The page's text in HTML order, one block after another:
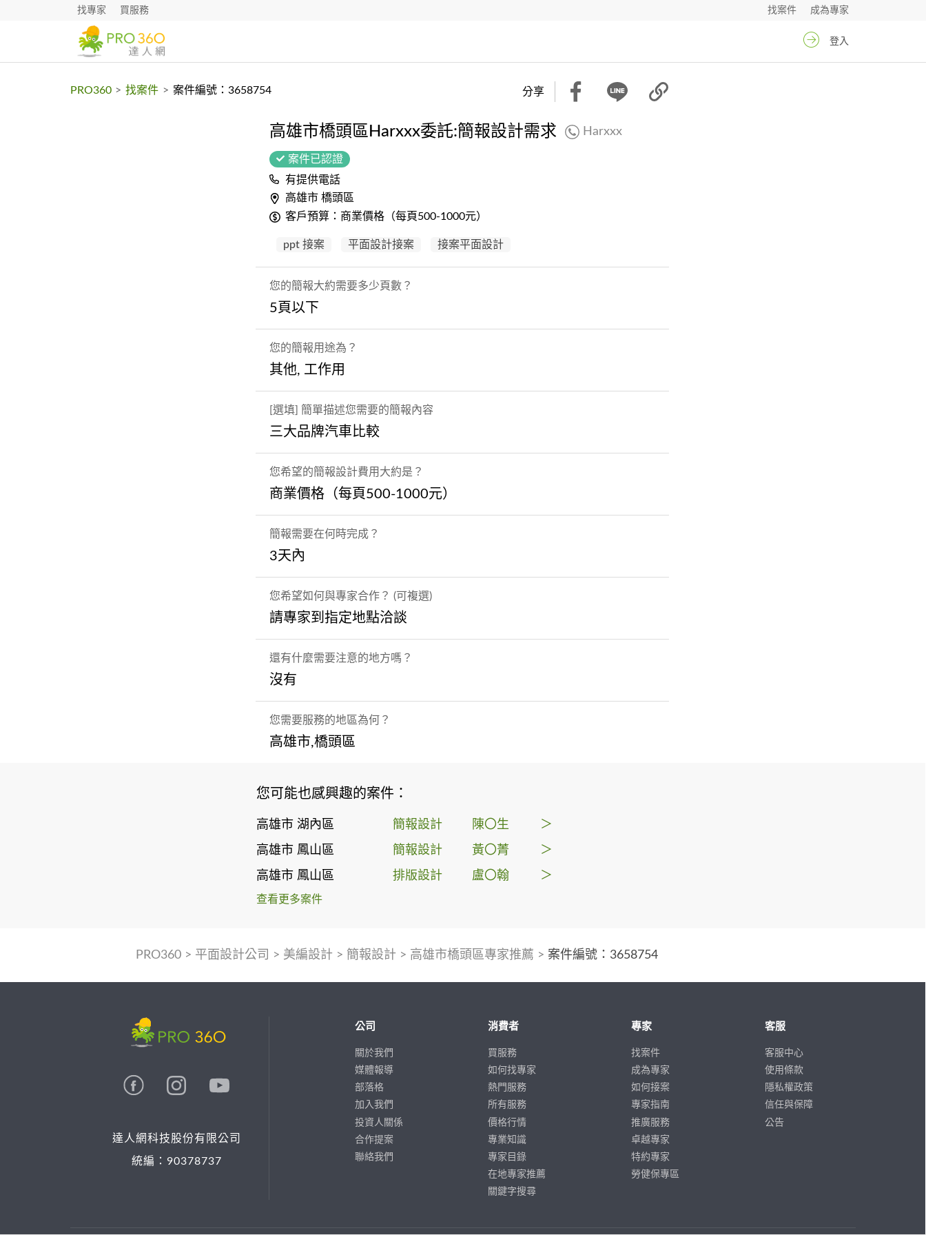
找專家 買服務 成為專家
找案件
登入
PRO360 > 找案件 > 案件編號：3658754 分享
高雄市橋頭區Harxxx委託:簡報設計需求 Harxxx
案件已認證
有提供電話
高雄市 橋頭區
客戶預算：商業價格（每頁500-1000元）
ppt 接案 平面設計接案 接案平面設計
您的簡報大約需要多少頁數？
5頁以下
您的簡報用途為？
其他, 工作用
[選填] 簡單描述您需要的簡報內容
三大品牌汽車比較
您希望的簡報設計費用大約是？
商業價格（每頁500-1000元）
簡報需要在何時完成？
3天內
您希望如何與專家合作？ (可複選)
請專家到指定地點洽談
還有什麼需要注意的地方嗎？
沒有
您需要服務的地區為何？
高雄市,橋頭區
您可能也感興趣的案件：
高雄市 湖內區 簡報設計 陳〇生 ＞
高雄市 鳳山區 簡報設計 黃〇菁 ＞
高雄市 鳳山區 排版設計 盧〇翰 ＞
查看更多案件
PRO360> 平面設計公司 > 美編設計 > 簡報設計 > 高雄市橋頭區專家推薦 > 案件編號：3658754
達人網科技股份有限公司
統編：90378737
公司
關於我們
媒體報導
部落格
加入我們
投資人關係
合作提案
聯絡我們
消費者
買服務
如何找專家
熱門服務
所有服務
價格行情
專業知識
專家目錄
在地專家推薦
關鍵字搜尋
專家
找案件
成為專家
如何接案
專家指南
推廣服務
卓越專家
特約專家
勞健保專區
客服
客服中心
使用條款
隱私權政策
信任與保障
公告